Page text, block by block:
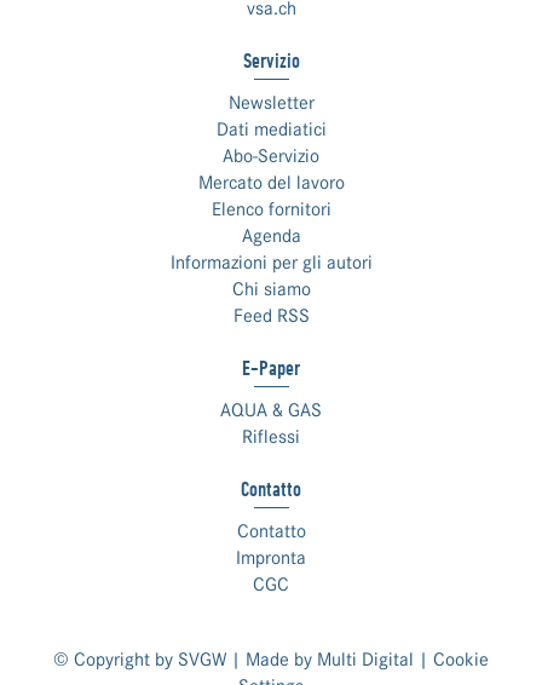
vsa.ch
Servizio
Newsletter
Dati mediatici
Abo-Servizio
Mercato del lavoro
Elenco fornitori
Agenda
Informazioni per gli autori
Chi siamo
Feed RSS
E-Paper
AQUA & GAS
Riflessi
Contatto
Contatto
Impronta
CGC
© Copyright by SVGW | Made by Multi Digital | Cookie